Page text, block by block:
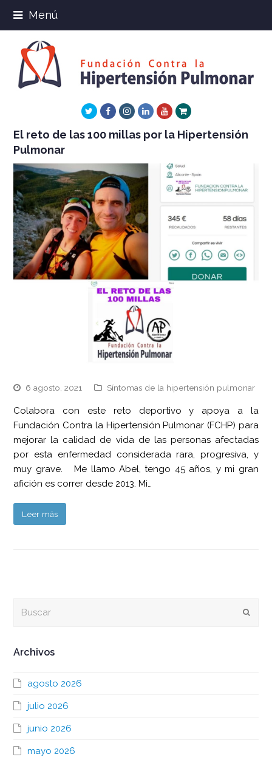
Menú
TwitterFacebookInstagram
LinkedInYoutube
Xing
El reto de las 100 millas por la Hipertensión
Pulmonar
6 agosto, 2021 Síntomas de la hipertensión pulmonar
Colabora con este reto deportivo y apoya a la
Fundación Contra la Hipertensión Pulmonar (FCHP) para
mejorar la calidad de vida de las personas afectadas
por esta enfermedad considerada rara, progresiva, y
muy grave. Me llamo Abel, tengo 45 años, y mi gran
afición es correr desde 2013. Mi…
Leer más
Archivos
agosto 2026
julio 2026
junio 2026
mayo 2026